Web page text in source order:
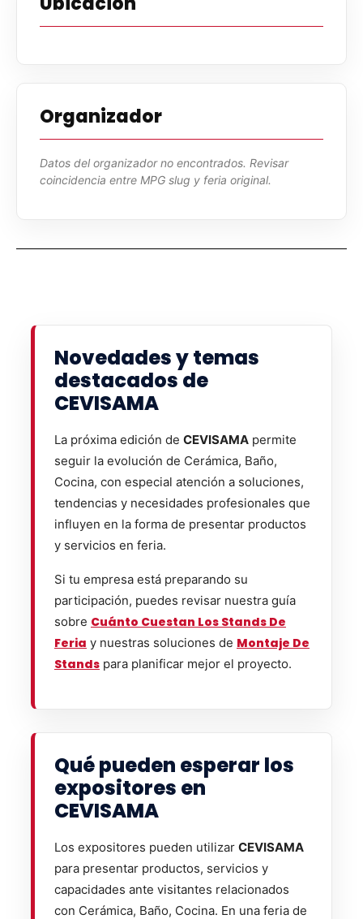
Organizador
Datos del organizador no encontrados. Revisar
coincidencia entre MPG slug y feria original.
Novedades y temas
destacados de
CEVISAMA
La próxima edición de CEVISAMA permite
seguir la evolución de Cerámica, Baño,
Cocina, con especial atención a soluciones,
tendencias y necesidades profesionales que
influyen en la forma de presentar productos
y servicios en feria.
Si tu empresa está preparando su
participación, puedes revisar nuestra guía
sobre Cuánto Cuestan Los Stands De
Feria y nuestras soluciones de Montaje De
Stands para planificar mejor el proyecto.
Qué pueden esperar los
expositores en
CEVISAMA
Los expositores pueden utilizar CEVISAMA
para presentar productos, servicios y
capacidades ante visitantes relacionados
con Cerámica, Baño, Cocina. En una feria de